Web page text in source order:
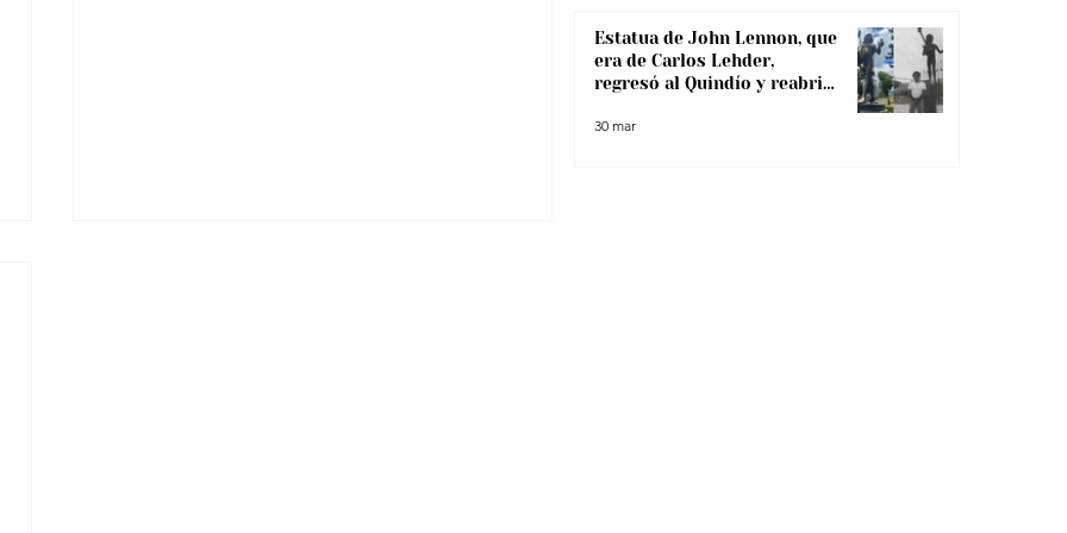
Estatua de John Lennon, que
era de Carlos Lehder,
regresó al Quindío y reabrió
narcotráfico
30 mar